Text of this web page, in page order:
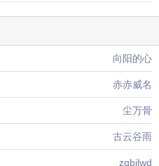
向阳的心
赤赤威名
尘万骨
古云谷雨
zgbjlwd